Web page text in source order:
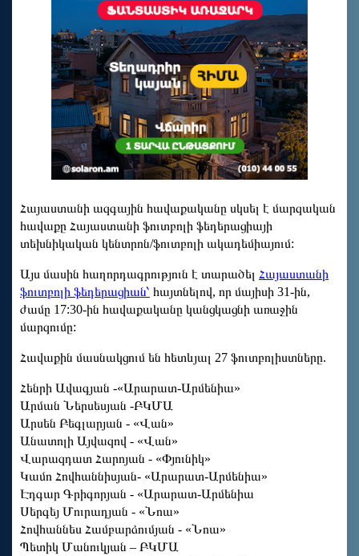
Հայաստանի ազգային հավաքականը սկսել է մարզական
հավաքը Հայաստանի ֆուտբոլի ֆեդերացիայի
տեխնիկական կենտրոն/ֆուտբոլի ակադեմիայում:
Այս մասին հաղորդագրություն է տարածել Հայաստանի
ֆուտբոլի ֆեդերացիան՝ հայտնելով, որ մայիսի 31-ին,
ժամը 17:30-ին հավաքականը կանցկացնի առաջին
մարզումը:
Հավաքին մասնակցում են հետևյալ 27 ֆուտբոլիստները.
Հենրի Ավագյան -«Արարատ-Արմենիա»
Արման Ներսեսյան -ԲԿՄԱ
Արսեն Բեգլարյան - «Վան»
Անատոլի Այվազով - «Վան»
Վարազդատ Հարոյան - «Փյունիկ»
Կամո Հովհաննիսյան- «Արարատ-Արմենիա»
Էդգար Գրիգորյան - «Արարատ-Արմենիա
Սերգեյ Մուրադյան - «Նոա»
Հովհաննես Համբարձումյան - «Նոա»
Պետիկ Մանուկյան – ԲԿՄԱ